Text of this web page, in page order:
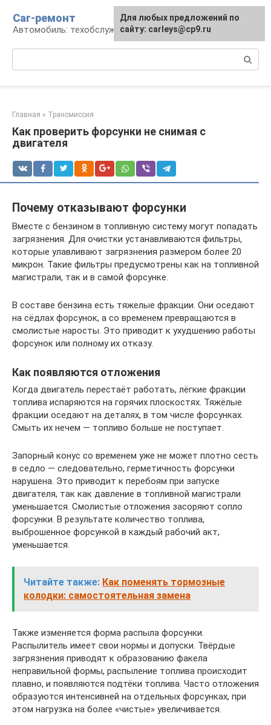
контенту
Car-ремонт
Автомобиль: техобслуживание и ремонт
Главная » Трансмиссия
Как проверить форсунки не снимая с
двигателя
Почему отказывают форсунки
Вместе с бензином в топливную систему могут попадать
загрязнения. Для очистки устанавливаются фильтры,
которые улавливают загрязнения размером более 20
микрон. Такие фильтры предусмотрены как на топливной
магистрали, так и в самой форсунке.
В составе бензина есть тяжелые фракции. Они оседают
на сёдлах форсунок, а со временем превращаются в
смолистые наросты. Это приводит к ухудшению работы
форсунок или полному их отказу.
Как появляются отложения
Когда двигатель перестаёт работать, лёгкие фракции
топлива испаряются на горячих плоскостях. Тяжёлые
фракции оседают на деталях, в том числе форсунках.
Смыть их нечем — топливо больше не поступает.
Запорный конус со временем уже не может плотно сесть
в седло — следовательно, герметичность форсунки
нарушена. Это приводит к перебоям при запуске
двигателя, так как давление в топливной магистрали
уменьшается. Смолистые отложения засоряют сопло
форсунки. В результате количество топлива,
выброшенное форсункой в каждый рабочий акт,
уменьшается.
Читайте также: Как поменять тормозные
колодки: самостоятельная замена
Также изменяется форма распыла форсунки.
Распылитель имеет свои нормы и допуски. Твёрдые
загрязнения приводят к образованию факела
неправильной формы, распыление топлива происходит
плавно, и появляются подтёки топлива. Часто отложения
образуются интенсивней на отдельных форсунках, при
этом нагрузка на более «чистые» увеличивается.
Для любых предложений по
сайту: carleys@cp9.ru